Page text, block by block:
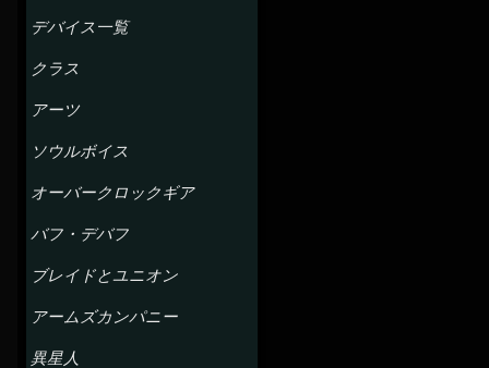
デバイス一覧
クラス
アーツ
ソウルボイス
オーバークロックギア
バフ・デバフ
ブレイドとユニオン
アームズカンパニー
異星人